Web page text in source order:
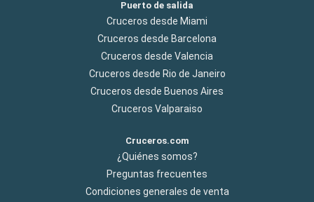
Puerto de salida
Cruceros desde Miami
Cruceros desde Barcelona
Cruceros desde Valencia
Cruceros desde Rio de Janeiro
Cruceros desde Buenos Aires
Cruceros Valparaiso
Cruceros.com
¿Quiénes somos?
Preguntas frecuentes
Condiciones generales de venta